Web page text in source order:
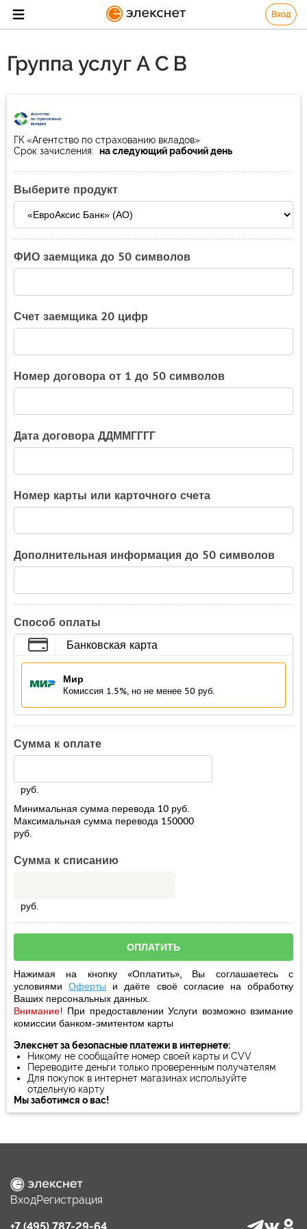
Вход
Группа услуг А С В
ГК «Агентство по страхованию вкладов»
Срок зачисления: на следующий рабочий день
Выберите продукт
ФИО заемщика до 50 символов
Счет заемщика 20 цифр
Номер договора от 1 до 50 символов
Дата договора ДДММГГГГ
Номер карты или карточного счета
Дополнительная информация до 50 символов
Способ оплаты
Банковская карта
Мир
Комиссия 1.5%, но не менее 50 руб.
Сумма к оплате
руб.
Минимальная сумма перевода 10 руб.
Максимальная сумма перевода 150000
руб.
Сумма к списанию
руб.
Нажимая на кнопку «Оплатить», Вы соглашаетесь с
условиямиОферты и даёте своё согласиена обработку
Ваших персональных данных.
Внимание! При предоставлении Услуги возможно взимание
комиссии банком-эмитентом карты
Элекснет за безопасные платежи в интернете:
Никому не сообщайте номер своей карты и CVV
Переводите деньги только проверенным получателям
Для покупок в интернет магазинах используйте
отдельную карту
Мы заботимся о вас!
ВходРегистрация